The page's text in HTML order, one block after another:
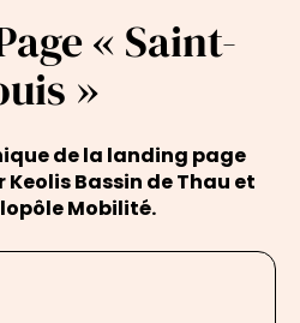
« Saint-
»
de la landing page
Keolis Bassin de Thau et
Mobilité.